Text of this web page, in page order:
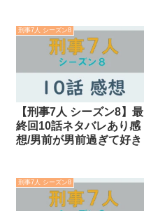
刑事7人 シーズン8
【刑事7人 シーズン8】最
終回10話ネタバレあり感
想/男前が男前過ぎて好き
刑事7人 シーズン8